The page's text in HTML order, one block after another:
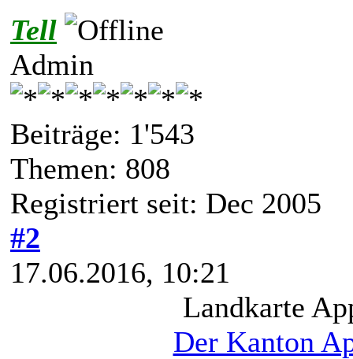
Tell
Admin
Beiträge: 1'543
Themen: 808
Registriert seit: Dec 2005
#2
17.06.2016, 10:21
Landkarte
Der Kanton